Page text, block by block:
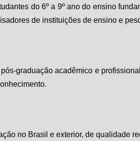
do 6º a 9º ano do ensino
de instituições de ensino e
graduação acadêmico e
no Brasil e exterior, de qualidade